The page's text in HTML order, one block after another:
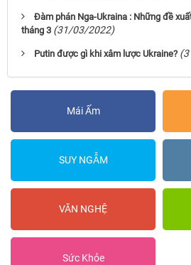
Đàm phán Nga-Ukraina : Những đề
tháng 3 (31/03/2022)
Putin được gì khi xâm lược Ukraine?
Mái Ấm
SUY NGẪM
VĂN NGHỆ
Sức Khỏe